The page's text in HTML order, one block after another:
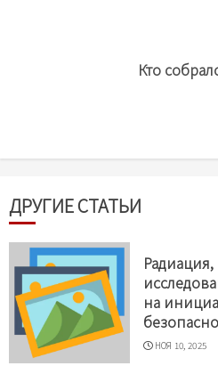
Кто
ДРУГИЕ СТАТЬИ
на
НОЯ 10, 2025